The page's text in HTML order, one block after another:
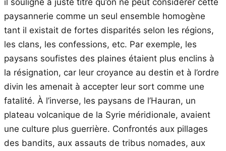
paysannerie comme un seul ensemble homogène
tant il existait de fortes disparités selon les régions,
les clans, les confessions, etc. Par exemple, les
paysans soufistes des plaines étaient plus enclins à
la résignation, car leur croyance au destin et à l’ordre
divin les amenait à accepter leur sort comme une
fatalité. À l’inverse, les paysans de l’Hauran, un
plateau volcanique de la Syrie méridionale, avaient
une culture plus guerrière. Confrontés aux pillages
des bandits, aux assauts de tribus nomades, aux